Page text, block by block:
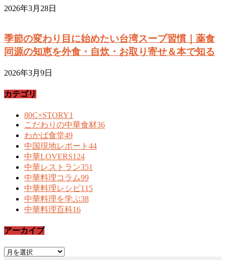
2026年3月28日
季節の変わり目に始めたい台湾スープ習慣｜薬食
同源の知恵を外食・自炊・お取り寄せ＆本で知る
2026年3月9日
カテゴリ
80C×STORY1
こだわりの中華食材36
わかば食堂49
中国現地レポート 44
中華LOVERS124
中華レストラン351
中華料理コラム99
中華料理レシピ115
中華料理を学ぶ38
中華料理百科16
アーカイブ
ア